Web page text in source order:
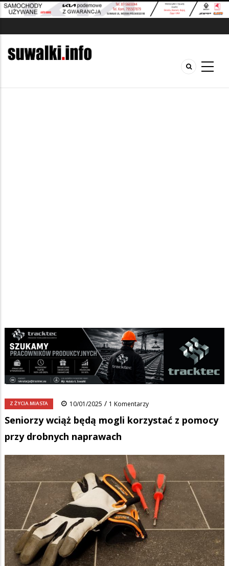
Ścieżka
nawigacyjna
Strona główna Wiadomości/Z życia miasta/
Seniorzy wciąż będą mogli korzystać z pomocy przy drobnych
naprawach
FacebookPinterest Tumblr
Z ŻYCIA MIASTA 10/01/2025 / 1 Komentarzy
Seniorzy wciąż będą mogli korzystać z pomocy
przy drobnych naprawach